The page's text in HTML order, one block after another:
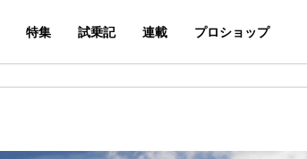
特集 試乗記 連載 プロショップ